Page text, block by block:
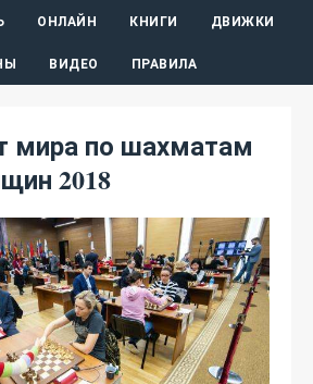
ОНЛАЙН КНИГИ ДВИЖКИ
ВИДЕО ПРАВИЛА
мира по шахматам
2018